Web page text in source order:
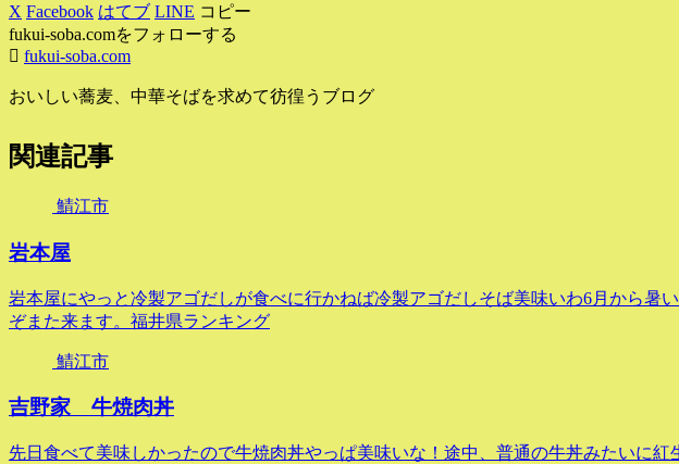
X Facebook はてブ LINE コピー
fukui-soba.comをフォローする
fukui-soba.com
おいしい蕎麦、中華そばを求めて彷徨うブログ
関連記事
鯖江市
岩本屋
岩本屋にやっと冷製アゴだしが食べに行かねば冷製アゴだしそば美味いわ6月から暑
ぞまた来ます。福井県ランキング
鯖江市
吉野家 牛焼肉丼
先日食べて美味しかったので牛焼肉丼やっぱ美味いな！途中、普通の牛丼みたいに紅